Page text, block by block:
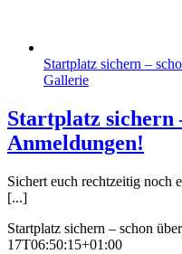
Startplatz sichern –
Gallerie
Startplatz sichern
Anmeldungen!
Sichert euch rechtzeitig noch
[...]
Startplatz sichern – schon
17T06:50:15+01:00